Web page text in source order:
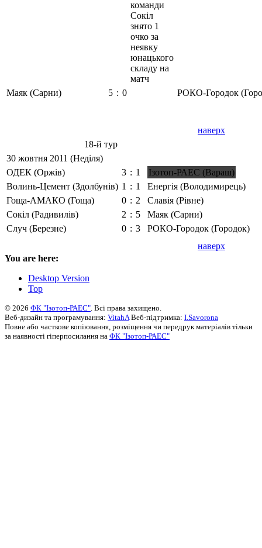
Маяк (Сарни) 5 : 0 РОКО-Городок
наверх
18-й тур
30 жовтня 2011 (Неділя)
ОДЕК (Оржів)
3 : 1
Ізотоп-РАЕС (Вараш)
Волинь-Цемент (Здолбунів) 1 : 1
Енергія (Володимирець)
Гоща-АМАКО (Гоща)
0 : 2
Славія (Рівне)
Сокіл (Радивилів)
2 : 5
Маяк (Сарни)
Случ (Березне)
0 : 3
РОКО-Городок (Городок)
наверх
You are here:
Desktop Version
Top
© 2026 ФК "Ізотоп-РАЕС" . Всі права захищено.
Веб-дизайн та програмування: VitahA Веб-підтримка: I.Savorona
Повне або часткове копіювання, розміщення чи передрук матеріалів тільки
за наявності гіперпосилання на ФК "Ізотоп-РАЕС"